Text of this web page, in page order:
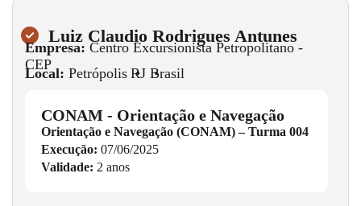
Luiz Claudio Rodrigues Antunes
Empresa: Centro Excursionista Petropolitano -
CEP
Local: Petrópolis •
RJ •
Brasil
CONAM - Orientação e Navegação
Orientação e Navegação (CONAM) – Turma 004
Execução: 07/06/2025
Validade: 2 anos